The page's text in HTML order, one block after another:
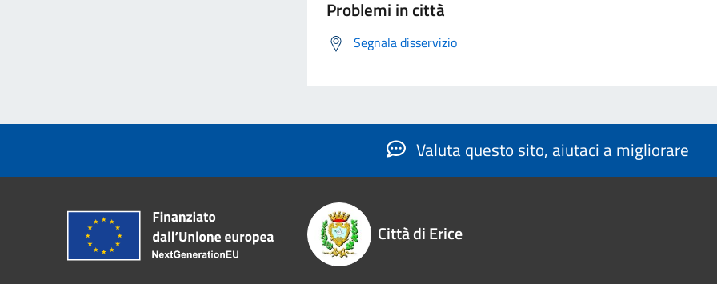
Problemi in città
Segnala disservizio
Valuta questo sito, aiutaci a migliorare
Città di Erice